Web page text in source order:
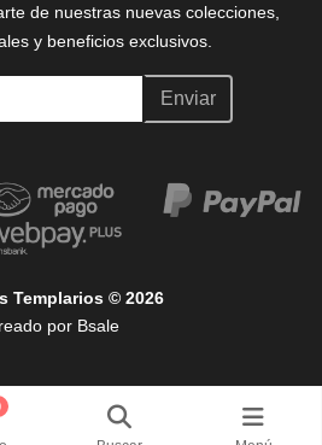
de nuestras nuevas colecciones,
y beneficios exclusivos.
Enviar
Templarios © 2026
por Bsale